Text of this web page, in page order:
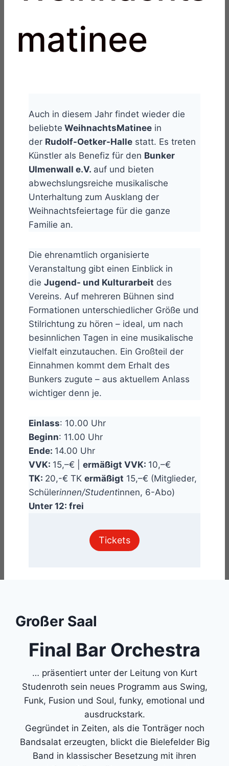
matinee
Auch in diesem Jahr findet wieder die
beliebte WeihnachtsMatinee in
der Rudolf-Oetker-Halle statt. Es treten
Künstler als Benefiz für den Bunker
Ulmenwall e.V. auf und bieten
abwechslungsreiche musikalische
Unterhaltung zum Ausklang der
Weihnachtsfeiertage für die ganze
Familie an.
Die ehrenamtlich organisierte
Veranstaltung gibt einen Einblick in
die Jugend- und Kulturarbeit des
Vereins. Auf mehreren Bühnen sind
Formationen unterschiedlicher Größe und
Stilrichtung zu hören – ideal, um nach
besinnlichen Tagen in eine musikalische
Vielfalt einzutauchen. Ein Großteil der
Einnahmen kommt dem Erhalt des
Bunkers zugute – aus aktuellem Anlass
wichtiger denn je.
Einlass: 10.00 Uhr
Beginn: 11.00 Uhr
Ende: 14.00 Uhr
VVK: 15,–€ | ermäßigt VVK: 10,–€
TK: 20,-€ TK ermäßigt 15,–€ (Mitglieder,
Schülerinnen/Studentinnen, 6-Abo)
Unter 12: frei
Tickets
Großer Saal
Final Bar Orchestra
… präsentiert unter der Leitung von Kurt
Studenroth sein neues Programm aus Swing,
Funk, Fusion und Soul, funky, emotional und
ausdruckstark.
Gegründet in Zeiten, als die Tonträger noch
Bandsalat erzeugten, blickt die Bielefelder Big
Band in klassischer Besetzung mit ihren